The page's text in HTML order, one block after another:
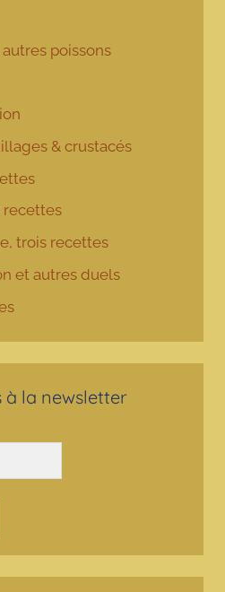
poissons
& crustacés
recettes
trois recettes
et autres duels
à la newsletter